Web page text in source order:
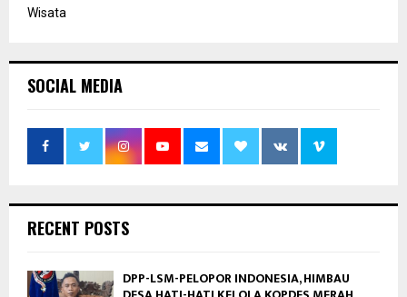
Wisata
SOCIAL MEDIA
RECENT POSTS
DPP-LSM-PELOPOR INDONESIA, HIMBAU